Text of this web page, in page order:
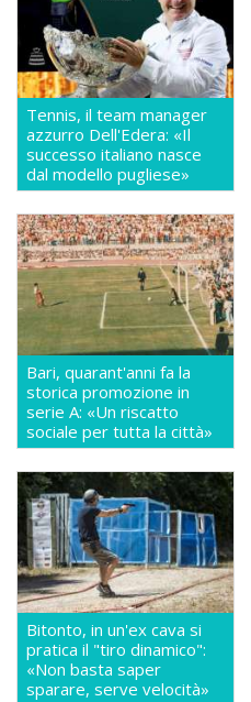
Tennis, il team manager
azzurro Dell'Edera: «Il
successo italiano nasce
dal modello pugliese»
Bari, quarant'anni fa la
storica promozione in
serie A: «Un riscatto
sociale per tutta la città»
Bitonto, in un'ex cava si
pratica il "tiro dinamico":
«Non basta saper
sparare, serve velocità»